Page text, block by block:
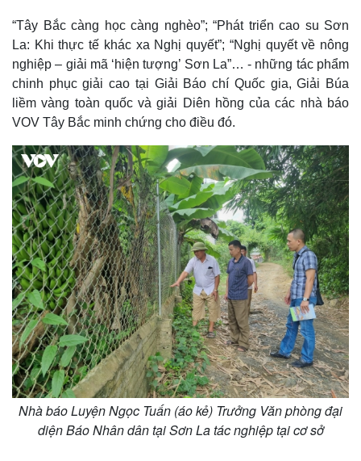
“Tây Bắc càng học càng nghèo”; “Phát triển cao su Sơn
La: Khi thực tế khác xa Nghị quyết”; “Nghị quyết về nông
nghiệp – giải mã ‘hiện tượng’ Sơn La”… - những tác phẩm
chinh phục giải cao tại Giải Báo chí Quốc gia, Giải Búa
liềm vàng toàn quốc và giải Diên hồng của các nhà báo
VOV Tây Bắc minh chứng cho điều đó.
Nhà báo Luyện Ngọc Tuấn (áo kẻ) Trưởng Văn phòng đại
diện Báo Nhân dân tại Sơn La tác nghiệp tại cơ sở